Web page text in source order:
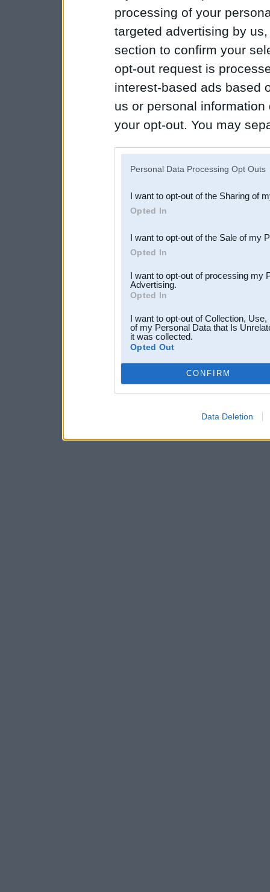
processing of your
targeted advertising by
section to confirm your
opt-out request is
interest-based ads based
us or personal
your opt-out. You may
Downstream Participants
third parties.
Personal Data Processing Opt Outs
I want to opt-out of the Sharing of
Opted In
I want to opt-out of the Sale of my
Opted In
I want to opt-out of processing my
Advertising.
Opted In
I want to opt-out of Collection,
of my Personal Data that Is
it was collected.
Opted Out
CONFIRM
Data Deletion